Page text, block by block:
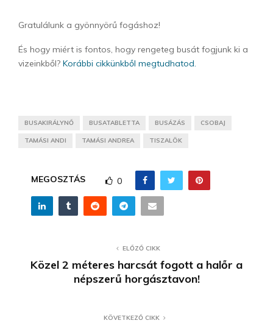
Gratulálunk a gyönnyörű fogáshoz!
És hogy miért is fontos, hogy rengeteg busát fogjunk ki a
vizeinkből? Korábbi cikkünkből megtudhatod.
BUSAKIRÁLYNŐ BUSATABLETTA BUSÁZÁS CSOBAJ
TAMÁSI ANDI TAMÁSI ANDREA TISZALÖK
MEGOSZTÁS 0
ELŐZŐ CIKK
Közel 2 méteres harcsát fogott a halőr a
népszerű horgásztavon!
KÖVETKEZŐ CIKK